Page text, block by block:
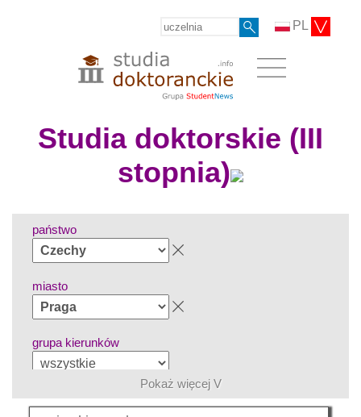
PL
Studia doktorskie (III
stopnia)
państwo
miasto
grupa kierunków
język
Pokaż więcej V